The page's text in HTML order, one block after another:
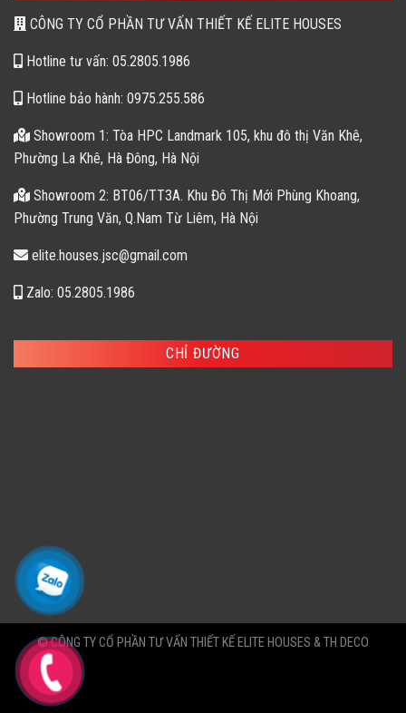
CÔNG TY CỔ PHẦN TƯ VẤN THIẾT KẾ ELITE HOUSES
Hotline tư vấn: 05.2805.1986
Hotline bảo hành: 0975.255.586
Showroom 1: Tòa HPC Landmark 105, khu đô thị Văn Khê,
Phường La Khê, Hà Đông, Hà Nội
Showroom 2: BT06/TT3A. Khu Đô Thị Mới Phùng Khoang,
Phường Trung Văn, Q.Nam Từ Liêm, Hà Nội
elite.houses.jsc@gmail.com
Zalo: 05.2805.1986
CHỈ ĐƯỜNG
© CÔNG TY CỔ PHẦN TƯ VẤN THIẾT KẾ ELITE HOUSES & TH DECO